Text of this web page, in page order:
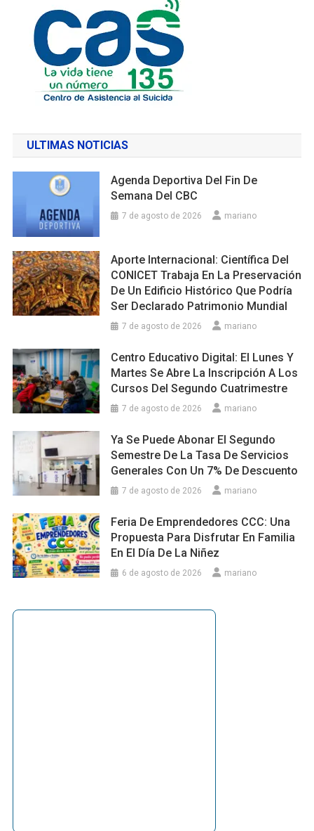
ULTIMAS NOTICIAS
Agenda Deportiva Del Fin De
Semana Del CBC
7 de agosto de 2026 mariano
Aporte Internacional: Científica Del
CONICET Trabaja En La Preservación
De Un Edificio Histórico Que Podría
Ser Declarado Patrimonio Mundial
7 de agosto de 2026 mariano
Centro Educativo Digital: El Lunes Y
Martes Se Abre La Inscripción A Los
Cursos Del Segundo Cuatrimestre
7 de agosto de 2026 mariano
Ya Se Puede Abonar El Segundo
Semestre De La Tasa De Servicios
Generales Con Un 7% De Descuento
7 de agosto de 2026 mariano
Feria De Emprendedores CCC: Una
Propuesta Para Disfrutar En Familia
En El Día De La Niñez
6 de agosto de 2026 mariano